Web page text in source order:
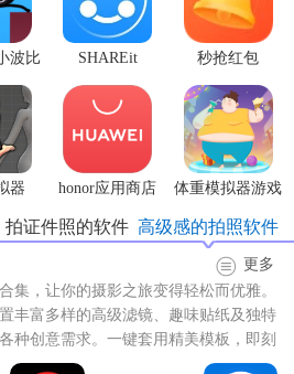
波比
SHAREit
秒抢红包
app2.7.3
器
honor应用商店 体重模拟器游戏
高级感的拍照软件
拍证件照的软件
更多
集，让你的摄影之旅变得轻松而优雅。
丰富多样的高级滤镜、趣味贴纸及独特
种创意需求。一键套用精美模板，即刻